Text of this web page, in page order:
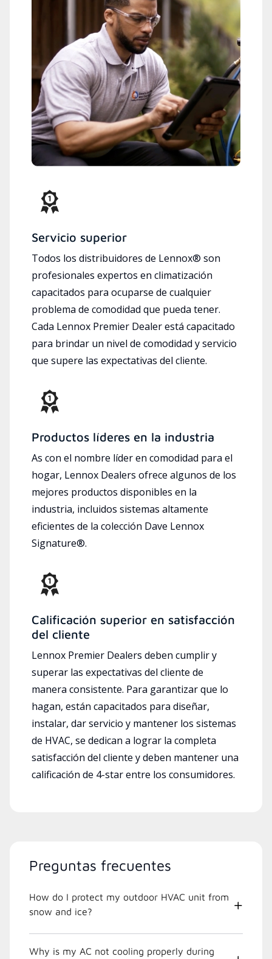
Servicio superior
Todos los distribuidores de Lennox® son
profesionales expertos en climatización
capacitados para ocuparse de cualquier
problema de comodidad que pueda tener.
Cada Lennox Premier Dealer está capacitado
para brindar un nivel de comodidad y servicio
que supere las expectativas del cliente.
Productos líderes en la industria
As con el nombre líder en comodidad para el
hogar, Lennox Dealers ofrece algunos de los
mejores productos disponibles en la
industria, incluidos sistemas altamente
eficientes de la colección Dave Lennox
Signature®.
Calificación superior en satisfacción
del cliente
Lennox Premier Dealers deben cumplir y
superar las expectativas del cliente de
manera consistente. Para garantizar que lo
hagan, están capacitados para diseñar,
instalar, dar servicio y mantener los sistemas
de HVAC, se dedican a lograr la completa
satisfacción del cliente y deben mantener una
calificación de 4-star entre los consumidores.
Preguntas frecuentes
How do I protect my outdoor HVAC unit from
snow and ice?
Why is my AC not cooling properly during